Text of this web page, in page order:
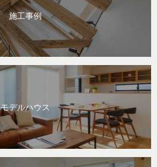
施工事例
モデルハウス